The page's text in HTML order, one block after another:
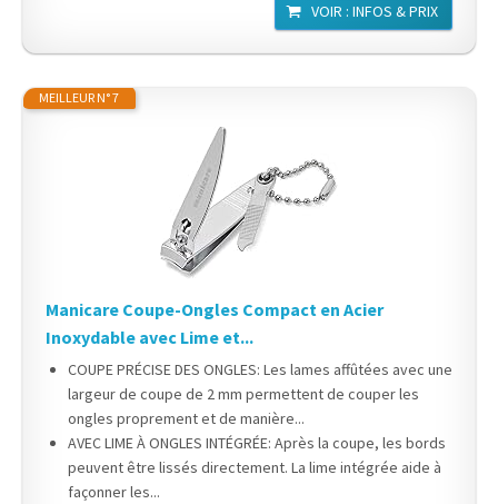
VOIR : INFOS & PRIX
MEILLEUR N° 7
Manicare Coupe-Ongles Compact en Acier
Inoxydable avec Lime et...
COUPE PRÉCISE DES ONGLES: Les lames affûtées avec une
largeur de coupe de 2 mm permettent de couper les
ongles proprement et de manière...
AVEC LIME À ONGLES INTÉGRÉE: Après la coupe, les bords
peuvent être lissés directement. La lime intégrée aide à
façonner les...